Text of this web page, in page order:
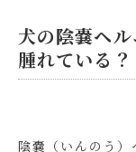
犬の陰嚢ヘ
腫れている？
陰嚢（いんのう